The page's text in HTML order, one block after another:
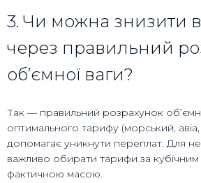
3. Чи можна знизити
через правильний
об’ємної ваги?
Так — правильний розрахунок
оптимального тарифу (морський,
допомагає уникнути переплат. Для
важливо обирати тарифи за
фактичною масою.